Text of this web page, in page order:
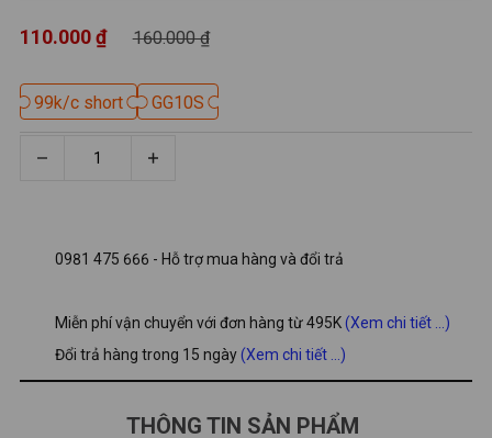
160.000 ₫
110.000 ₫
0981 475 666 - Hỗ trợ mua hàng và đổi trả
Miễn phí vận chuyển với đơn hàng từ 495K(Xem chi tiết ...)
Đổi trả hàng trong 15 ngày(Xem chi tiết ...)
99k/c short
99k/c short GG10S
GG10S
THÔNG TIN SẢN PHẨM